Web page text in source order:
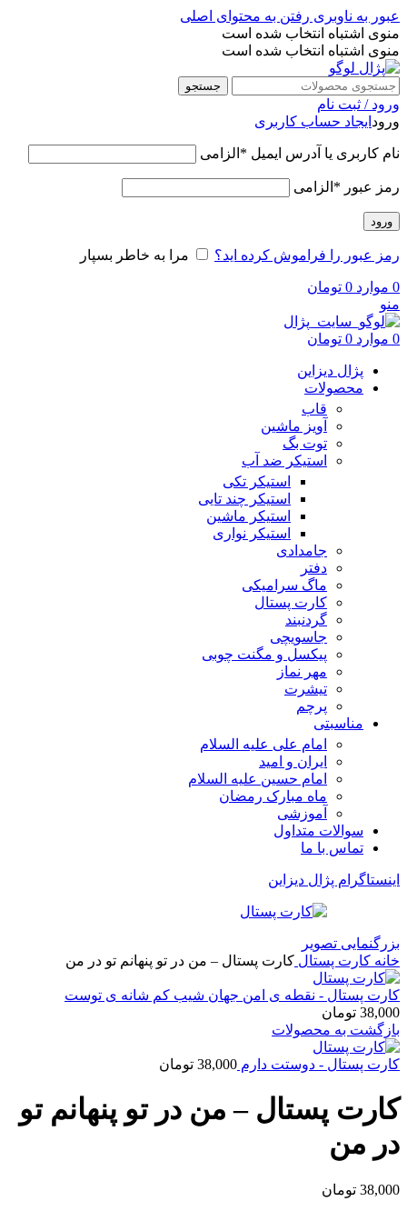
عبور به ناوبری رفتن به محتوای اصلی
منوی اشتباه انتخاب شده است
منوی اشتباه انتخاب شده است
جستجو
ورود / ثبت نام
ورود ایجاد حساب کاربری
نام کاربری یا آدرس ایمیل * الزامی
رمز عبور * الزامی
ورود
رمز عبور را فراموش کرده اید؟ مرا به خاطر بسپار
0 موارد 0 تومان
منو
0 موارد 0 تومان
پژال دیزاین
محصولات
قاب
آویز ماشین
توت بگ
استیکر ضد آب
استیکر تکی
استیکر چند تایی
استیکر ماشین
استیکر نواری
جامدادی
دفتر
ماگ سرامیکی
کارت پستال
گردنبند
جاسویچی
پیکسل و مگنت چوبی
مهر نماز
تیشرت
پرچم
مناسبتی
امام علی علیه السلام
ایران و امید
امام حسین علیه السلام
ماه مبارک رمضان
آموزشی
سوالات متداول
تماس با ما
اینستاگرام پژال دیزاین
بزرگنمایی تصویر
خانه کارت پستال کارت پستال – من در تو پنهانم تو در من
کارت پستال - نقطه ی امن جهان شیب کم شانه ی توست
38,000 تومان
بازگشت به محصولات
کارت پستال - دوستت دارم 38,000 تومان
کارت پستال – من در تو پنهانم تو
در من
38,000 تومان